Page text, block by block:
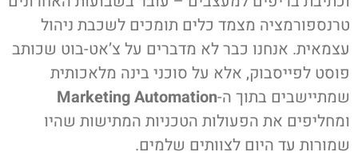
טרנספורמציה מצמד כלים תומכים לשכבת ניהול
עצמאית. אנחנו כבר לא מדברים על צ’אט-בוט שכותב
פוסט לפייסבוק, אלא על סוכני בינה מלאכותית
שמתיישבים בתוך ה-Marketing Automation
ומחליפים את הפעולות הטכניות המתישות שהיו
שמורות עד היום לצוותים שלמים.